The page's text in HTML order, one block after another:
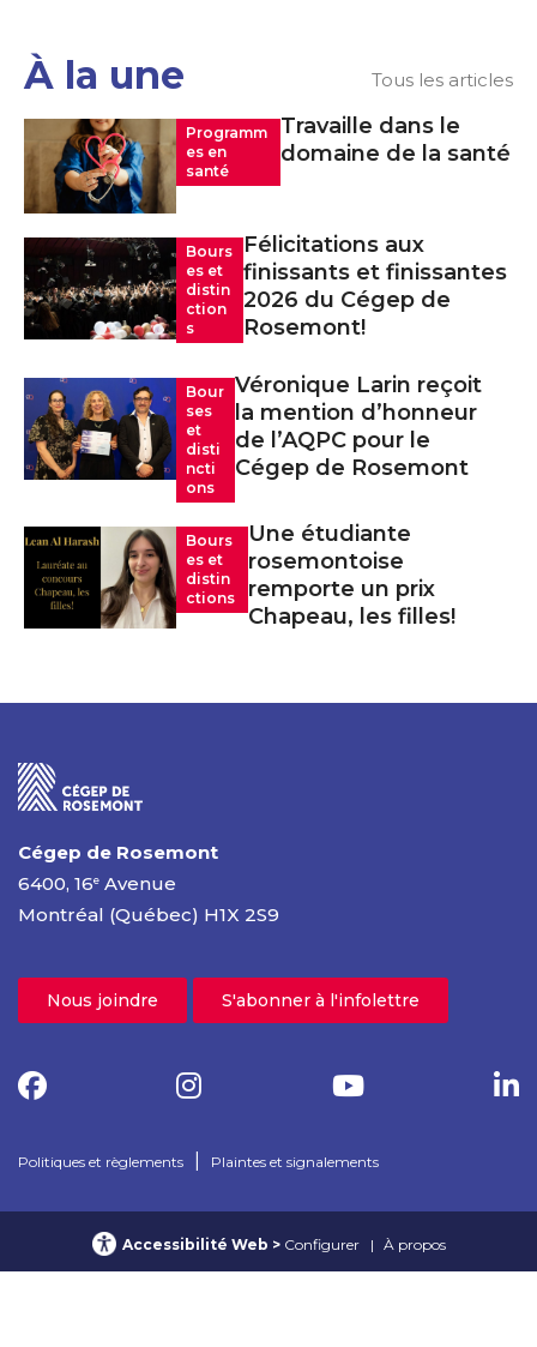
À la une Tous les articles
Programm
es en
santé
Travaille dans le
domaine de la santé
Bours
es et
distin
ction
s
Félicitations aux
finissants et finissantes
2026 du Cégep de
Rosemont!
Bour
ses
et
disti
ncti
ons
Véronique Larin reçoit
la mention d’honneur
de l’AQPC pour le
Cégep de Rosemont
Bours
es et
distin
ctions
Une étudiante
rosemontoise
remporte un prix
Chapeau, les filles!
Cégep de Rosemont
6400, 16e Avenue
Montréal (Québec) H1X 2S9
Nous joindre S'abonner à l'infolettre
Politiques et règlements Plaintes et signalements
Accessibilité Web Configurer À propos